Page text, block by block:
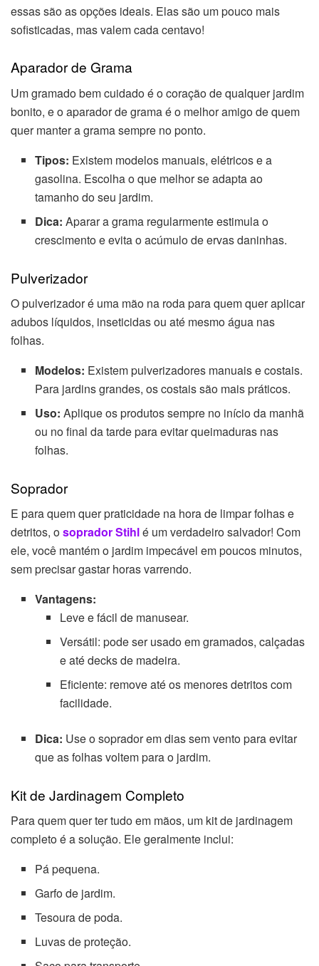
essas são as opções ideais. Elas são um pouco mais
sofisticadas, mas valem cada centavo!
Aparador de Grama
Um gramado bem cuidado é o coração de qualquer jardim
bonito, e o aparador de grama é o melhor amigo de quem
quer manter a grama sempre no ponto.
Tipos: Existem modelos manuais, elétricos e a
gasolina. Escolha o que melhor se adapta ao
tamanho do seu jardim.
Dica: Aparar a grama regularmente estimula o
crescimento e evita o acúmulo de ervas daninhas.
Pulverizador
O pulverizador é uma mão na roda para quem quer aplicar
adubos líquidos, inseticidas ou até mesmo água nas
folhas.
Modelos: Existem pulverizadores manuais e costais.
Para jardins grandes, os costais são mais práticos.
Uso: Aplique os produtos sempre no início da manhã
ou no final da tarde para evitar queimaduras nas
folhas.
Soprador
E para quem quer praticidade na hora de limpar folhas e
detritos, osoprador Stihlé um verdadeiro salvador! Com
ele, você mantém o jardim impecável em poucos minutos,
sem precisar gastar horas varrendo.
Vantagens:
Leve e fácil de manusear.
Versátil: pode ser usado em gramados, calçadas
e até decks de madeira.
Eficiente: remove até os menores detritos com
facilidade.
Dica: Use o soprador em dias sem vento para evitar
que as folhas voltem para o jardim.
Kit de Jardinagem Completo
Para quem quer ter tudo em mãos, um kit de jardinagem
completo é a solução. Ele geralmente inclui:
Pá pequena.
Garfo de jardim.
Tesoura de poda.
Luvas de proteção.